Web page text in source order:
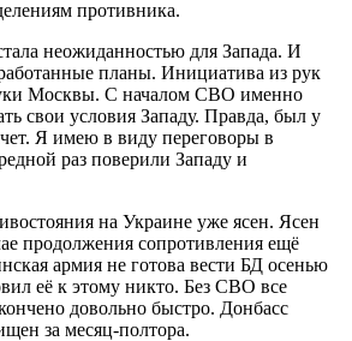
противника.
неожиданностью для Запада. И
планы. Инициатива из рук
Москвы. С началом СВО именно
свои условия Западу. Правда, был у
Я имею в виду переговоры в
раз поверили Западу и
на Украине уже ясен. Ясен
продолжения сопротивления ещё
армия не готова вести БД осенью
её к этому никто. Без СВО все
довольно быстро. Донбасс
за месяц-полтора.